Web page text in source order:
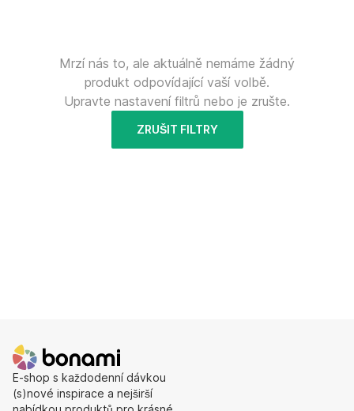
Mrzí nás to, ale aktuálně nemáme žádný
produkt odpovídající vaší volbě.
Upravte nastavení filtrů nebo je zrušte.
ZRUŠIT FILTRY
E-shop s každodenní dávkou
(s)nové inspirace a nejširší